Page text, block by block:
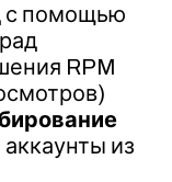
с помощью
RPM
из